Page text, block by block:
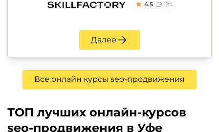
4.5 124
Далее
Все онлайн курсы seo-продвижения
ТОП лучших онлайн-курсов
seo-продвижения в Уфе